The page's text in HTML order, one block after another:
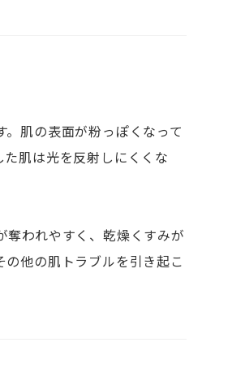
肌の表面が粉っぽくなって
肌は光を反射しにくくな
われやすく、乾燥くすみが
他の肌トラブルを引き起こ